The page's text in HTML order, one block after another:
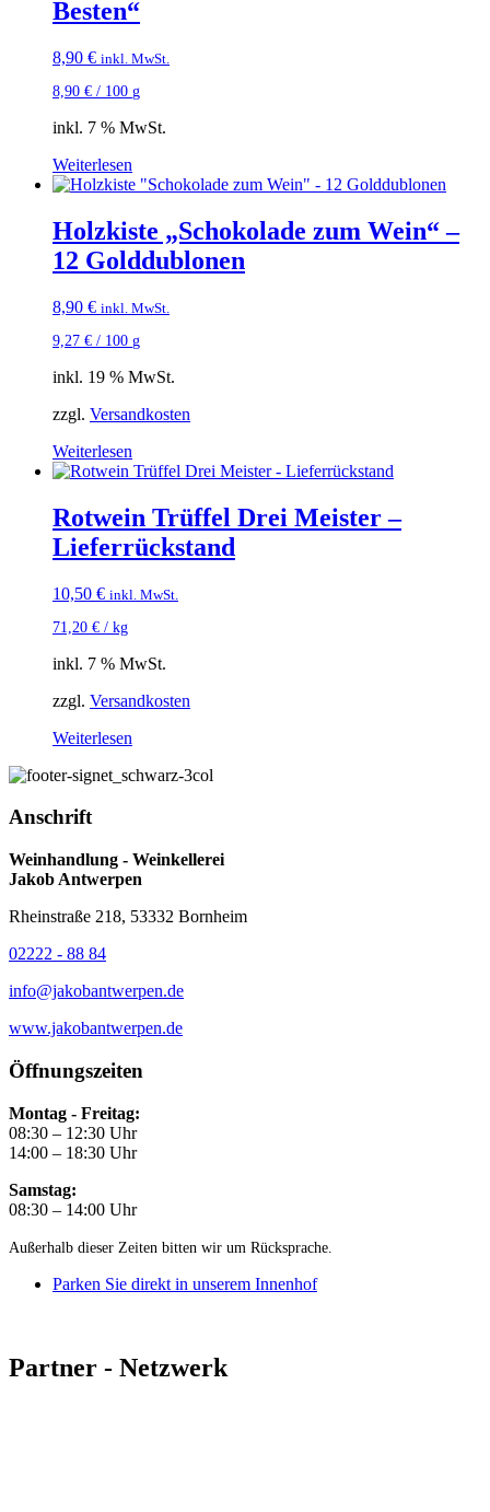
Besten“
8,90 € inkl. MwSt.
8,90 € / 100 g
inkl. 7 % MwSt.
Weiterlesen
Holzkiste „Schokolade zum Wein“ –
12 Golddublonen
8,90 € inkl. MwSt.
9,27 € / 100 g
inkl. 19 % MwSt.
zzgl. Versandkosten
Weiterlesen
Rotwein Trüffel Drei Meister –
Lieferrückstand
10,50 € inkl. MwSt.
71,20 € / kg
inkl. 7 % MwSt.
zzgl. Versandkosten
Weiterlesen
Anschrift
Weinhandlung - Weinkellerei
Jakob Antwerpen
Rheinstraße 218, 53332 Bornheim
02222 - 88 84
info@jakobantwerpen.de
www.jakobantwerpen.de
Öffnungszeiten
Montag - Freitag:
08:30 – 12:30 Uhr
14:00 – 18:30 Uhr
Samstag:
08:30 – 14:00 Uhr
Außerhalb dieser Zeiten bitten wir um Rücksprache.
Parken Sie direkt in unserem Innenhof
Partner - Netzwerk